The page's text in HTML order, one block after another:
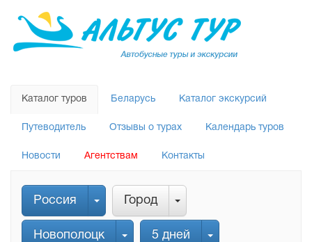
Каталог туров Беларусь Каталог экскурсий
Путеводитель Отзывы о турах Календарь туров
Новости Агентствам Контакты
Россия Город
Новополоцк 5 дней